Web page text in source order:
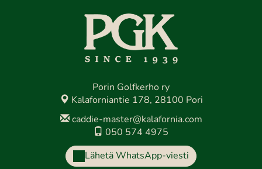
Porin Golfkerho ry
Kalaforniantie 178, 28100 Pori
caddie-master@kalafornia.com
050 574 4975
Lähetä WhatsApp-viesti